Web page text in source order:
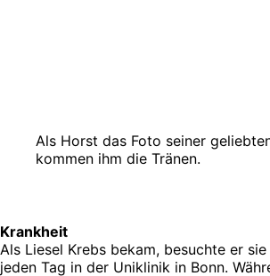
Als Horst das Foto seiner
kommen ihm die Tränen.
Krankheit
Als Liesel Krebs bekam, besuchte er
jeden Tag in der Uniklinik in Bonn.